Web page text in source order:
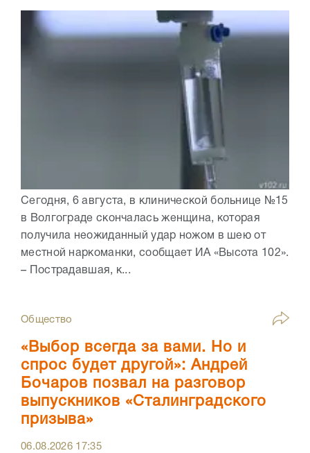
Сегодня, 6 августа, в клинической больнице №15
в Волгограде скончалась женщина, которая
получила неожиданный удар ножом в шею от
местной наркоманки, сообщает ИА «Высота 102».
– Пострадавшая, к...
Общество
«Выбор всегда за вами. Но и
спрос будет другой»: Андрей
Бочаров позвал на разговор
выпускников «Сталинградского
призыва»
06.08.2026 17:35